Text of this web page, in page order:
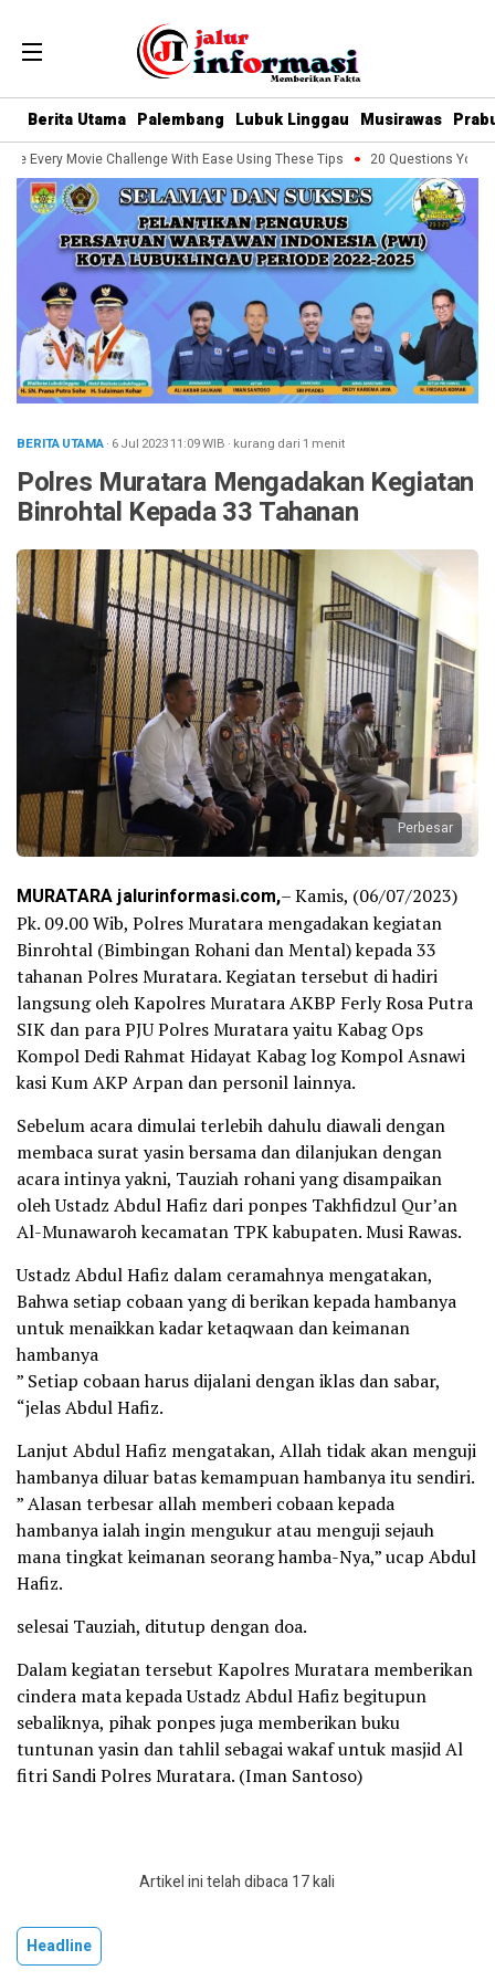
Berita Utama Palembang Lubuk Linggau Musirawas
Every Movie Challenge With Ease Using These Tips 20 Questions You
BERITA UTAMA· 6 Jul 202311:09WIB · kurang dari 1 menit
Polres Muratara Mengadakan Kegiatan
Binrohtal Kepada 33 Tahanan
Perbesar
MURATARA jalurinformasi.com,– Kamis, (06/07/2023)
Pk. 09.00 Wib, Polres Muratara mengadakan kegiatan
Binrohtal (Bimbingan Rohani dan Mental) kepada 33
tahanan Polres Muratara. Kegiatan tersebut di hadiri
langsung oleh Kapolres Muratara AKBP Ferly Rosa Putra
SIK dan para PJU Polres Muratara yaitu Kabag Ops
Kompol Dedi Rahmat Hidayat Kabag log Kompol Asnawi
kasi Kum AKP Arpan dan personil lainnya.
Sebelum acara dimulai terlebih dahulu diawali dengan
membaca surat yasin bersama dan dilanjukan dengan
acara intinya yakni, Tauziah rohani yang disampaikan
oleh Ustadz Abdul Hafiz dari ponpes Takhfidzul Qur’an
Al-Munawaroh kecamatan TPK kabupaten. Musi Rawas.
Ustadz Abdul Hafiz dalam ceramahnya mengatakan,
Bahwa setiap cobaan yang di berikan kepada hambanya
untuk menaikkan kadar ketaqwaan dan keimanan
hambanya
” Setiap cobaan harus dijalani dengan iklas dan sabar,
“jelas Abdul Hafiz.
Lanjut Abdul Hafiz mengatakan, Allah tidak akan menguji
hambanya diluar batas kemampuan hambanya itu sendiri.
” Alasan terbesar allah memberi cobaan kepada
hambanya ialah ingin mengukur atau menguji sejauh
mana tingkat keimanan seorang hamba-Nya,” ucap Abdul
Hafiz.
selesai Tauziah, ditutup dengan doa.
Dalam kegiatan tersebut Kapolres Muratara memberikan
cindera mata kepada Ustadz Abdul Hafiz begitupun
sebaliknya, pihak ponpes juga memberikan buku
tuntunan yasin dan tahlil sebagai wakaf untuk masjid Al
fitri Sandi Polres Muratara. (Iman Santoso)
Artikel ini telah dibaca 17 kali
Headline